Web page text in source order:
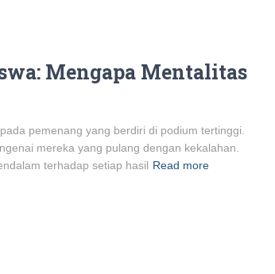
Mengapa Mentalitas
pemenang yang berdiri di podium tertinggi.
mereka yang pulang dengan kekalahan.
terhadap setiap hasil Read more